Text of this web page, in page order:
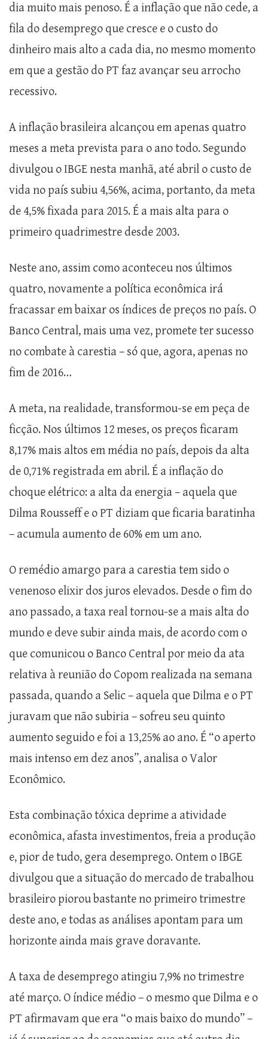
dia muito mais penoso. É a inflação que não cede, a
fila do desemprego que cresce e o custo do
dinheiro mais alto a cada dia, no mesmo momento
em que a gestão do PT faz avançar seu arrocho
recessivo.
A inflação brasileira alcançou em apenas quatro
meses a meta prevista para o ano todo. Segundo
divulgou o IBGE nesta manhã, até abril o custo de
vida no país subiu 4,56%, acima, portanto, da meta
de 4,5% fixada para 2015. É a mais alta para o
primeiro quadrimestre desde 2003.
Neste ano, assim como aconteceu nos últimos
quatro, novamente a política econômica irá
fracassar em baixar os índices de preços no país. O
Banco Central, mais uma vez, promete ter sucesso
no combate à carestia – só que, agora, apenas no
fim de 2016…
A meta, na realidade, transformou-se em peça de
ficção. Nos últimos 12 meses, os preços ficaram
8,17% mais altos em média no país, depois da alta
de 0,71% registrada em abril. É a inflação do
choque elétrico: a alta da energia – aquela que
Dilma Rousseff e o PT diziam que ficaria baratinha
– acumula aumento de 60% em um ano.
O remédio amargo para a carestia tem sido o
venenoso elixir dos juros elevados. Desde o fim do
ano passado, a taxa real tornou-se a mais alta do
mundo e deve subir ainda mais, de acordo com o
que comunicou o Banco Central por meio da ata
relativa à reunião do Copom realizada na semana
passada, quando a Selic – aquela que Dilma e o PT
juravam que não subiria – sofreu seu quinto
aumento seguido e foi a 13,25% ao ano. É “o aperto
mais intenso em dez anos”, analisa o Valor
Econômico.
Esta combinação tóxica deprime a atividade
econômica, afasta investimentos, freia a produção
e, pior de tudo, gera desemprego. Ontem o IBGE
divulgou que a situação do mercado de trabalhou
brasileiro piorou bastante no primeiro trimestre
deste ano, e todas as análises apontam para um
horizonte ainda mais grave doravante.
A taxa de desemprego atingiu 7,9% no trimestre
até março. O índice médio – o mesmo que Dilma e o
PT afirmavam que era “o mais baixo do mundo” –